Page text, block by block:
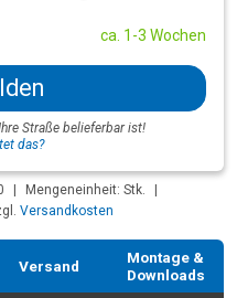
ca. 1-3 Wochen
Straße belieferbar ist!
das?
| Mengeneinheit: Stk.
|
Versandkosten
Versand
Montage &
Downloads